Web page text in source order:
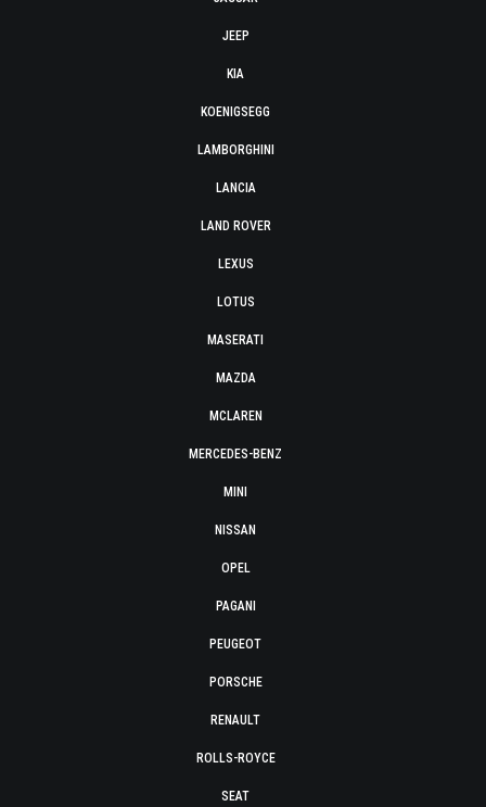
JEEP
KIA
KOENIGSEGG
LAMBORGHINI
LANCIA
LAND ROVER
LEXUS
LOTUS
MASERATI
MAZDA
MCLAREN
MERCEDES-BENZ
MINI
NISSAN
OPEL
PAGANI
PEUGEOT
PORSCHE
RENAULT
ROLLS-ROYCE
SEAT